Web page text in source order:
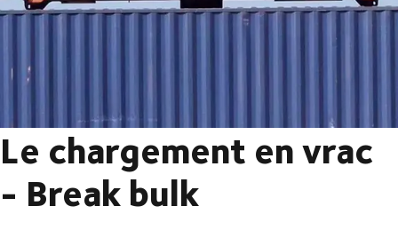
Le chargement en vrac
- Break bulk